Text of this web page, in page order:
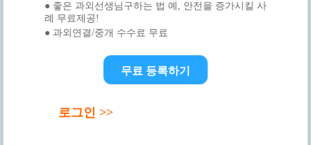
● 좋은 과외선생님구하는 법 예, 안전을 증가시킬 사
례 무료제공!
● 과외연결/중개 수수료 무료
무료 등록하기
로그인 >>